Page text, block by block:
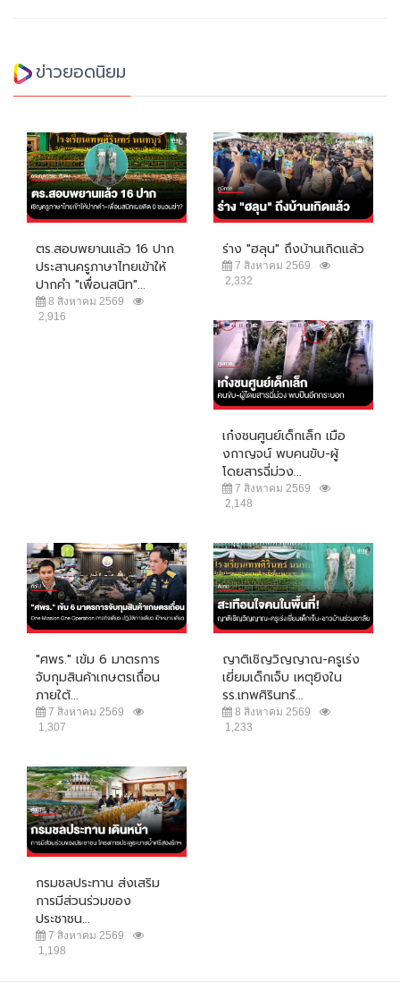
ข่าวยอดนิยม
ตร.สอบพยานแล้ว 16 ปาก
ประสานครูภาษาไทยเข้าให้
ปากคำ "เพื่อนสนิท"...
8 สิงหาคม 2569
2,916
ร่าง "ฮลุน" ถึงบ้านเกิดแล้ว
7 สิงหาคม 2569
2,332
เก๋งชนศูนย์เด็กเล็ก เมือ
งกาญจน์ พบคนขับ-ผู้
โดยสารฉี่ม่วง...
7 สิงหาคม 2569
2,148
"ศพร." เข้ม 6 มาตรการ
จับกุมสินค้าเกษตรเถื่อน
ภายใต้...
7 สิงหาคม 2569
1,307
ญาติเชิญวิญญาณ-ครูเร่ง
เยี่ยมเด็กเจ็บ เหตุยิงใน
รร.เทพศิรินทร์...
8 สิงหาคม 2569
1,233
กรมชลประทาน ส่งเสริม
การมีส่วนร่วมของ
ประชาชน...
7 สิงหาคม 2569
1,198